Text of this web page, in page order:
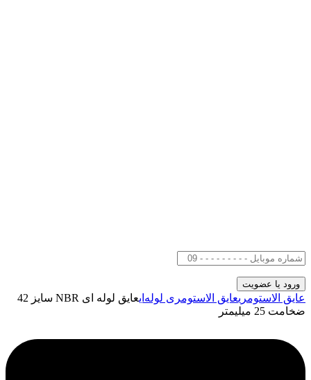
عایق الاستومریعایق الاستومری لوله‌ای
عایق لوله ای NBR سایز 42
ضخامت 25 میلیمتر